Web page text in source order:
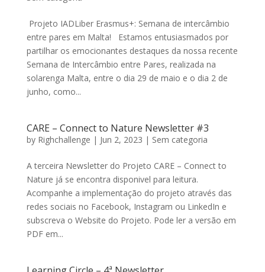
Projeto IADLiber Erasmus+: Semana de intercâmbio
entre pares em Malta! Estamos entusiasmados por
partilhar os emocionantes destaques da nossa recente
Semana de Intercâmbio entre Pares, realizada na
solarenga Malta, entre o dia 29 de maio e o dia 2 de
junho, como...
CARE – Connect to Nature Newsletter #3
by Righchallenge | Jun 2, 2023 | Sem categoria
A terceira Newsletter do Projeto CARE – Connect to
Nature já se encontra disponivel para leitura.
Acompanhe a implementação do projeto através das
redes sociais no Facebook, Instagram ou LinkedIn e
subscreva o Website do Projeto. Pode ler a versão em
PDF em...